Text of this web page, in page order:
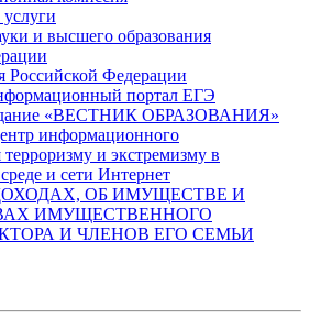
и высшего образования
Федерации
портал ЕГЭ
«ВЕСТНИК ОБРАЗОВАНИЯ»
информационного
и экстремизму в
и сети Интернет
ОБ ИМУЩЕСТВЕ И
ИМУЩЕСТВЕННОГО
И ЧЛЕНОВ ЕГО СЕМЬИ